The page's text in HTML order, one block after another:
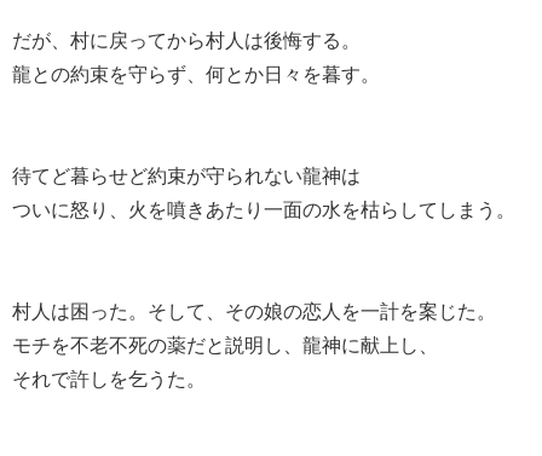
だが、村に戻ってから村人は後悔する。
龍との約束を守らず、何とか日々を暮す。
待てど暮らせど約束が守られない龍神は
ついに怒り、火を噴きあたり一面の水を枯らしてしまう。
村人は困った。そして、その娘の恋人を一計を案じた。
モチを不老不死の薬だと説明し、龍神に献上し、
それで許しを乞うた。